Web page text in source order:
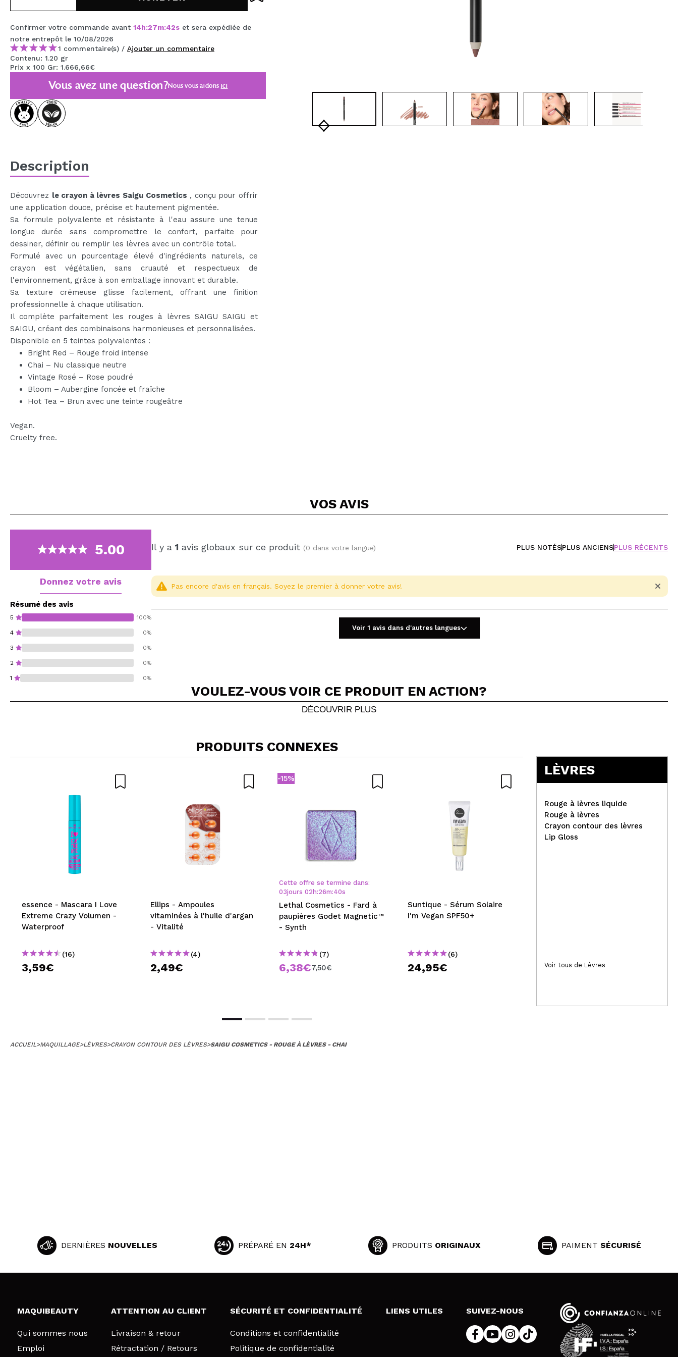
MAQUIFARMA
KOREA ZONE
TRAVEL SIZE
NATURE
OFFRES
OUTLET
BIENTÔT DISPONIBLE
Confirmer votre commande avant 14h:27m:41set sera expédiée de
notre entrepôt le 10/08/2026
1 commentaire(s) / Ajouter un commentaire
Contenu: 1.20 gr
Prix x 100 Gr: 1.666,66€
Vous avez une question?Nous vous aidons ici
Description
Découvrez le crayon à lèvres Saigu Cosmetics , conçu pour offrir
une application douce, précise et hautement pigmentée.
Sa formule polyvalente et résistante à l'eau assure une tenue
longue durée sans compromettre le confort, parfaite pour
dessiner, définir ou remplir les lèvres avec un contrôle total.
Formulé avec un pourcentage élevé d'ingrédients naturels, ce
crayon est végétalien, sans cruauté et respectueux de
l'environnement, grâce à son emballage innovant et durable.
Sa texture crémeuse glisse facilement, offrant une finition
professionnelle à chaque utilisation.
Il complète parfaitement les rouges à lèvres SAIGU SAIGU et
SAIGU, créant des combinaisons harmonieuses et personnalisées.
Disponible en 5 teintes polyvalentes :
Bright Red – Rouge froid intense
Chai – Nu classique neutre
Vintage Rosé – Rose poudré
Bloom – Aubergine foncée et fraîche
Hot Tea – Brun avec une teinte rougeâtre
Vegan.
Cruelty free.
VOS AVIS
5.00
Donnez votre avis
Résumé des avis
5 100%
4 0%
3 0%
2 0%
1 0%
Il y a 1 avis globaux sur ce produit (0 dans votre langue) PLUS NOTÉSPLUS ANCIENSPLUS RÉCENTS
Partager une vidéo ou une photo
Votre vidéo pourrait être la première. Imaginez...
ENVOYER
Pas encore d'avis en français. Soyez le premier à donner votre avis!
Voir 1 avis dans d'autres langues
VOULEZ-VOUS VOIR CE PRODUIT EN ACTION?
DÉCOUVRIR PLUS
PRODUITS CONNEXES
essence - Mascara I Love
Extreme Crazy Volumen -
Waterproof
(16)
3,59€
Ellips - Ampoules
vitaminées à l'huile d'argan
- Vitalité
(4)
2,49€
-15%
Cette offre se termine dans:
03jours 02 h:26m:39s
Lethal Cosmetics - Fard à
paupières Godet Magnetic™
- Synth
(7)
6,38€7,50€
Suntique - Sérum Solaire
I'm Vegan SPF50+
(6)
24,95€ 4,99€
LÈVRES
Rouge à lèvres liquide
Rouge à lèvres
Crayon contour des lèvres
Lip Gloss
Voir tous de Lèvres
ACCUEIL>MAQUILLAGE>LÈVRES>CRAYON CONTOUR DES LÈVRES>SAIGU COSMETICS - ROUGE À LÈVRES - CHAI
DERNIÈRES NOUVELLES PRÉPARÉ EN 24H* PRODUITS ORIGINAUX PAIMENT SÉCURISÉ
MAQUIBEAUTY
Qui sommes nous
Emploi
ATTENTION AU CLIENT
Livraison & retour
Rétractation / Retours
SÉCURITÉ ET CONFIDENTIALITÉ
Conditions et confidentialité
Politique de confidentialité
LIENS UTILES SUIVEZ-NOUS